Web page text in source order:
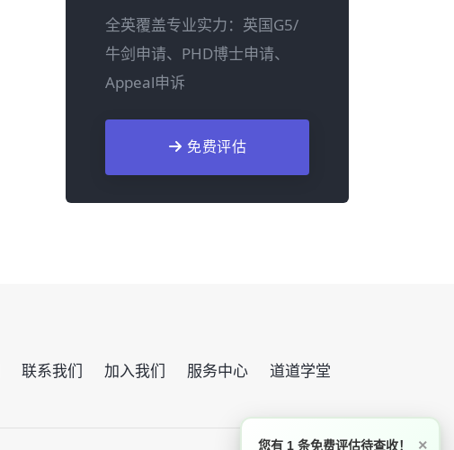
全英覆盖专业实力：英国G5/
牛剑申请、PHD博士申请、
Appeal申诉
免费评估
联系我们 加入我们 服务中心 道道学堂
×
您有 1 条免费评估待查收！